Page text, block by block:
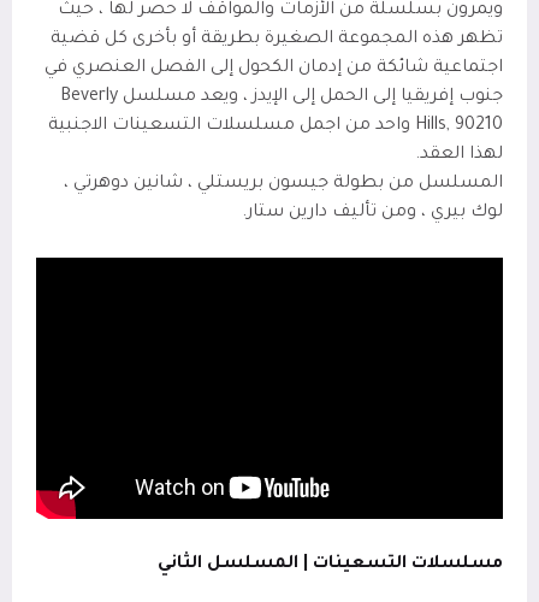
ويمرون بسلسلة من الأزمات والمواقف لا حصر لها ، حيث
تظهر هذه المجموعة الصغيرة بطريقة أو بأخرى كل قضية
اجتماعية شائكة من إدمان الكحول إلى الفصل العنصري في
جنوب إفريقيا إلى الحمل إلى الإيدز ، ويعد مسلسل Beverly
Hills, 90210 واحد من اجمل مسلسلات التسعينات الاجنبية
لهذا العقد.
المسلسل من بطولة جيسون بريستلي ، شانين دوهرتي ،
لوك بيري ، ومن تأليف دارين ستار.
مسلسلات التسعينات | المسلسل الثاني